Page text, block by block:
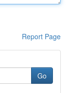
Report Page
Go